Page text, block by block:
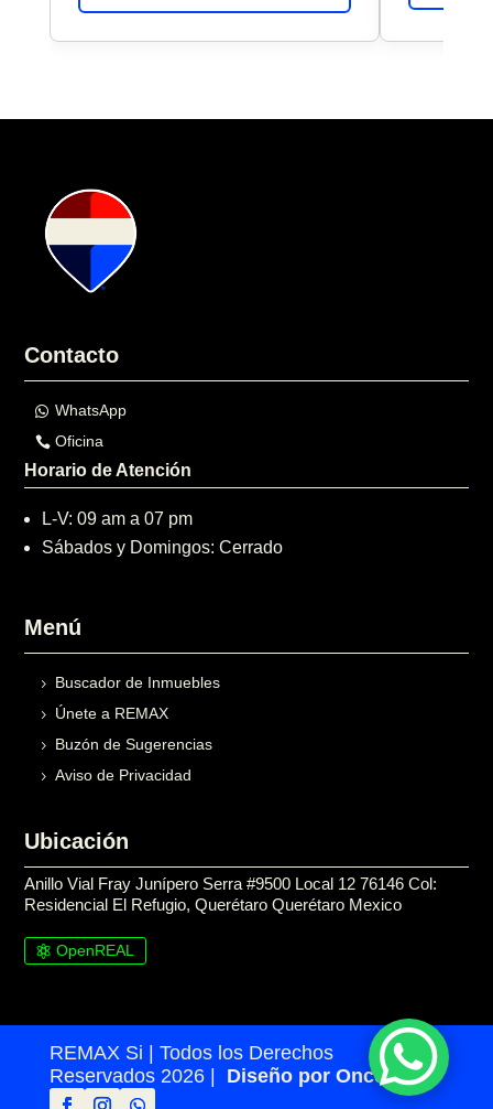
Contacto
WhatsApp
Oficina
Horario de Atención
L-V: 09 am a 07 pm
Sábados y Domingos: Cerrado
Menú
Buscador de Inmuebles
Únete a REMAX
Buzón de Sugerencias
Aviso de Privacidad
Ubicación
Anillo Vial Fray Junípero Serra #9500 Local 12 76146 Col:
Residencial El Refugio, Querétaro Querétaro Mexico
OpenREAL
REMAX Si | Todos los Derechos
Reservados 2026 | Diseño por Once24